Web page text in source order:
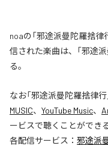
noaの「邪途派曼陀羅捨
信された楽曲は、「邪途
る。
なお「邪途派曼陀羅捨律行
MUSIC、 YouTube Music、
ービスで聴くことができる
各配信サービス： 邪途派